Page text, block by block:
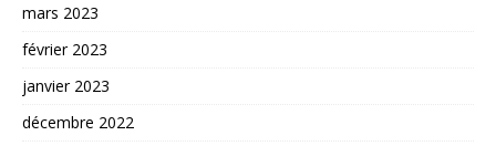
mars 2023
février 2023
janvier 2023
décembre 2022